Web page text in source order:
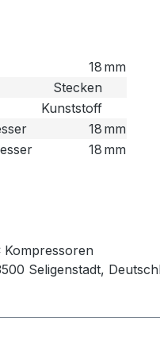
18 mm
Stecken
Kunststoff
18 mm
18 mm
Kompressoren
Seligenstadt,